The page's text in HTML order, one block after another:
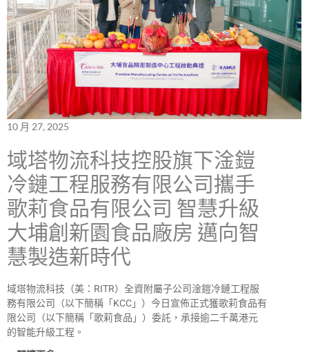
10 月 27, 2025
域塔物流科技控股旗下淦鎧
冷鏈工程服務有限公司攜手
歌莉食品有限公司 智慧升級
大埔創新園食品廠房 邁向智
慧製造新時代
域塔物流科技（美：RITR）全資附屬子公司淦鎧冷鏈工程服
務有限公司（以下簡稱「KCC」）今日宣佈正式獲歌莉食品有
限公司（以下簡稱「歌莉食品」）委託，承接逾二千萬港元
的智能升級工程。